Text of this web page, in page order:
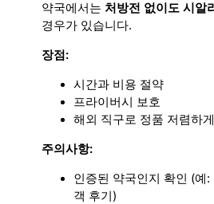
약국에서는 처방전 없이도 시알
경우가 있습니다.
장점:
시간과 비용 절약
프라이버시 보호
해외 직구로 정품 저렴하
주의사항:
인증된 약국인지 확인 (예
객 후기)